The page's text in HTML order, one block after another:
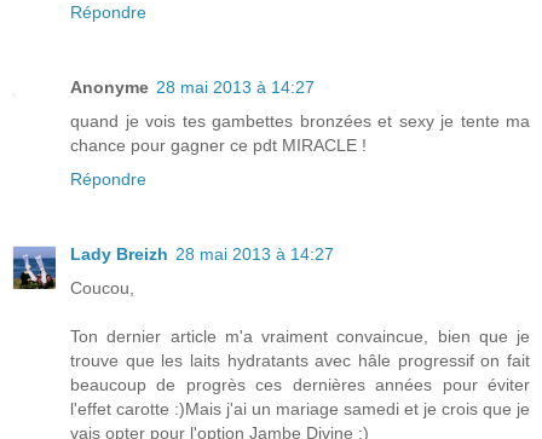
Répondre
Anonyme 28 mai 2013 à 14:27
quand je vois tes gambettes bronzées et sexy je tente ma
chance pour gagner ce pdt MIRACLE !
Répondre
Lady Breizh 28 mai 2013 à 14:27
Coucou,
Ton dernier article m'a vraiment convaincue, bien que je
trouve que les laits hydratants avec hâle progressif on fait
beaucoup de progrès ces dernières années pour éviter
l'effet carotte :)Mais j'ai un mariage samedi et je crois que je
vais opter pour l'option Jambe Divine :)